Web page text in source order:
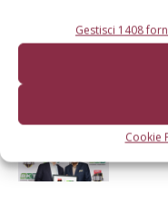
Gestisci 1408
Cookie
Bkt